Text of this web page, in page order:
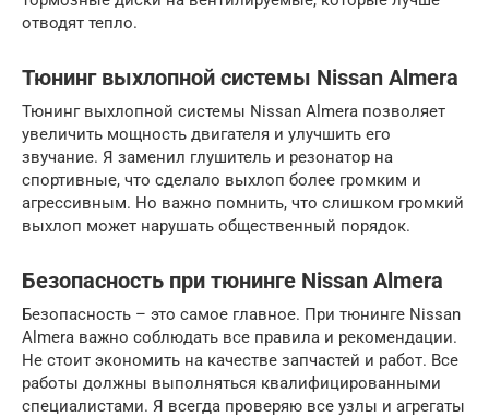
отводят тепло.
Тюнинг выхлопной системы Nissan Almera
Тюнинг выхлопной системы Nissan Almera позволяет
увеличить мощность двигателя и улучшить его
звучание. Я заменил глушитель и резонатор на
спортивные, что сделало выхлоп более громким и
агрессивным. Но важно помнить, что слишком громкий
выхлоп может нарушать общественный порядок.
Безопасность при тюнинге Nissan Almera
Безопасность – это самое главное. При тюнинге Nissan
Almera важно соблюдать все правила и рекомендации.
Не стоит экономить на качестве запчастей и работ. Все
работы должны выполняться квалифицированными
специалистами. Я всегда проверяю все узлы и агрегаты